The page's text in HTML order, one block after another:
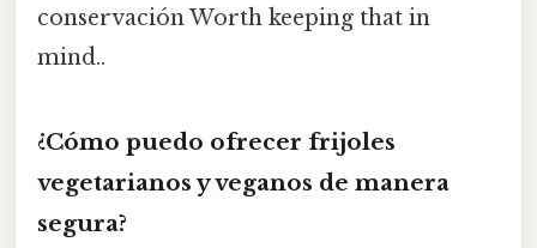
conservación Worth keeping that in
mind..
¿Cómo puedo ofrecer frijoles
vegetarianos y veganos de manera
segura?